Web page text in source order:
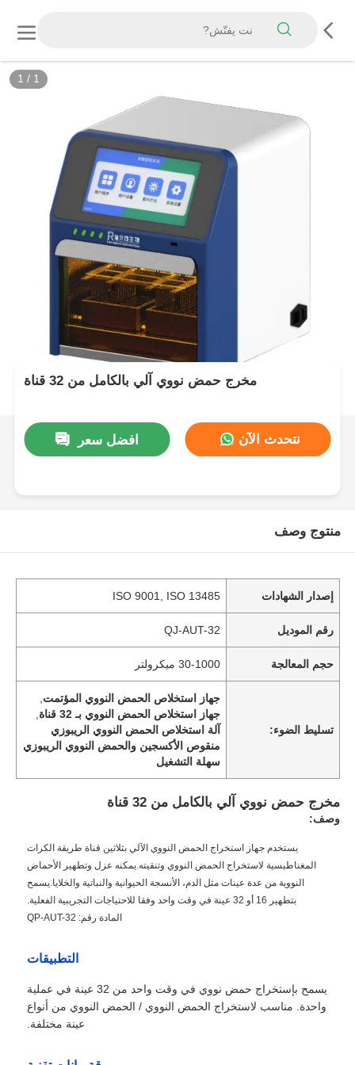
1 / 1
مخرج حمض نووي آلي بالكامل من 32 قناة
افضل سعر نتحدث الآن
منتوج وصف
إصدار الشهادات ISO 9001, ISO 13485
رقم الموديل QJ-AUT-32
حجم المعالجة 30-1000 ميكرولتر
تسليط الضوء:
جهاز استخلاص الحمض النووي المؤتمت
جهاز استخلاص الحمض النووي بـ 32 قناة
آلة استخلاص الحمض النووي الريبوزي
منقوص الأكسجين والحمض النووي الريبوزي
سهلة التشغيل
مخرج حمض نووي آلي بالكامل من 32 قناة
وصف:
يستخدم جهاز استخراج الحمض النووي الآلي بثلاثين قناة طريقة الكرات
المغناطيسية لاستخراج الحمض النووي وتنقيته.يمكنه عزل وتطهير الأحماض
النووية من عدة عينات مثل الدم، الأنسجة الحيوانية والنباتية والخلايا.يسمح
بتطهير 16 أو 32 عينة في وقت واحد وفقا للاحتياجات التجريبية الفعلية.
المادة رقم: QP-AUT-32
التطبيقات
يسمح بإستخراج حمض نووي في وقت واحد من 32 عينة في عملية
واحدة. مناسب لاستخراج الحمض النووي / الحمض النووي من أنواع
عينة مختلفة.